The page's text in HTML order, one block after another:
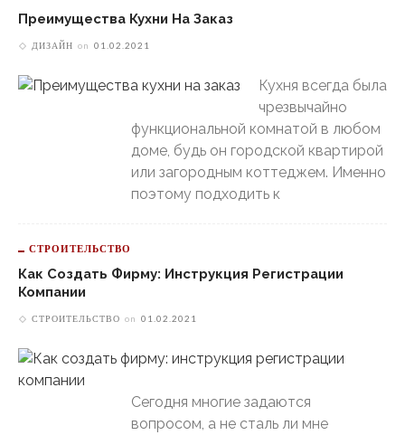
Преимущества Кухни На Заказ
ДИЗАЙН on 01.02.2021
Кухня всегда была
чрезвычайно
функциональной комнатой в любом
доме, будь он городской квартирой
или загородным коттеджем. Именно
поэтому подходить к
СТРОИТЕЛЬСТВО
Как Создать Фирму: Инструкция Регистрации
Компании
СТРОИТЕЛЬСТВО on 01.02.2021
Сегодня многие задаются
вопросом, а не сталь ли мне